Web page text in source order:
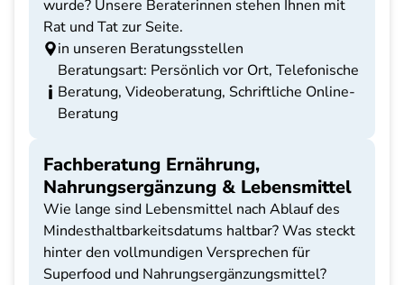
wurde? Unsere Beraterinnen stehen Ihnen mit
Rat und Tat zur Seite.
in unseren Beratungsstellen
Beratungsart: Persönlich vor Ort, Telefonische
Beratung, Videoberatung, Schriftliche Online-
Beratung
Fachberatung Ernährung,
Nahrungsergänzung & Lebensmittel
Wie lange sind Lebensmittel nach Ablauf des
Mindesthaltbarkeitsdatums haltbar? Was steckt
hinter den vollmundigen Versprechen für
Superfood und Nahrungsergänzungsmittel?